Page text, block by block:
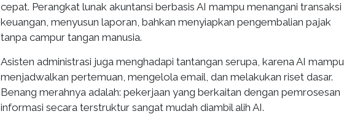
cepat. Perangkat lunak akuntansi berbasis AI mampu menangani transaksi
keuangan, menyusun laporan, bahkan menyiapkan pengembalian pajak
tanpa campur tangan manusia.
Asisten administrasi juga menghadapi tantangan serupa, karena AI mampu
menjadwalkan pertemuan, mengelola email, dan melakukan riset dasar.
Benang merahnya adalah: pekerjaan yang berkaitan dengan pemrosesan
informasi secara terstruktur sangat mudah diambil alih AI.